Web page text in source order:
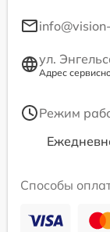
ул.
Адрес
Режим
Способы